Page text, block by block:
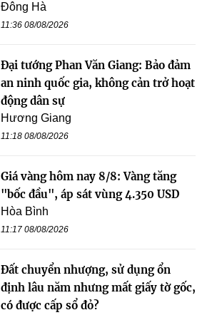
Đông Hà
11:36 08/08/2026
Đại tướng Phan Văn Giang: Bảo đảm
an ninh quốc gia, không cản trở hoạt
động dân sự
Hương Giang
11:18 08/08/2026
Giá vàng hôm nay 8/8: Vàng tăng
"bốc đầu", áp sát vùng 4.350 USD
Hòa Bình
11:17 08/08/2026
Đất chuyển nhượng, sử dụng ổn
định lâu năm nhưng mất giấy tờ gốc,
có được cấp sổ đỏ?